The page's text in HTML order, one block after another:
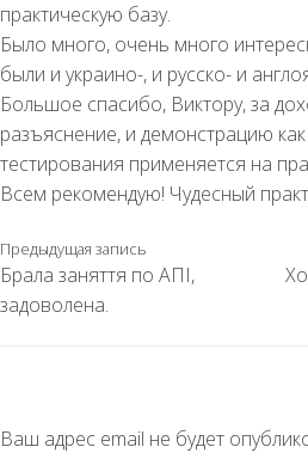
практическую базу.
Было много, очень много
были и украино-, и русско- и
Большое спасибо, Виктору, за
разъяснение, и демонстрацию
тестирования применяется на
Всем рекомендую! Чудесный
Предыдущая запись
Брала заняття по АПІ,
задоволена.
Ваш адрес email не будет